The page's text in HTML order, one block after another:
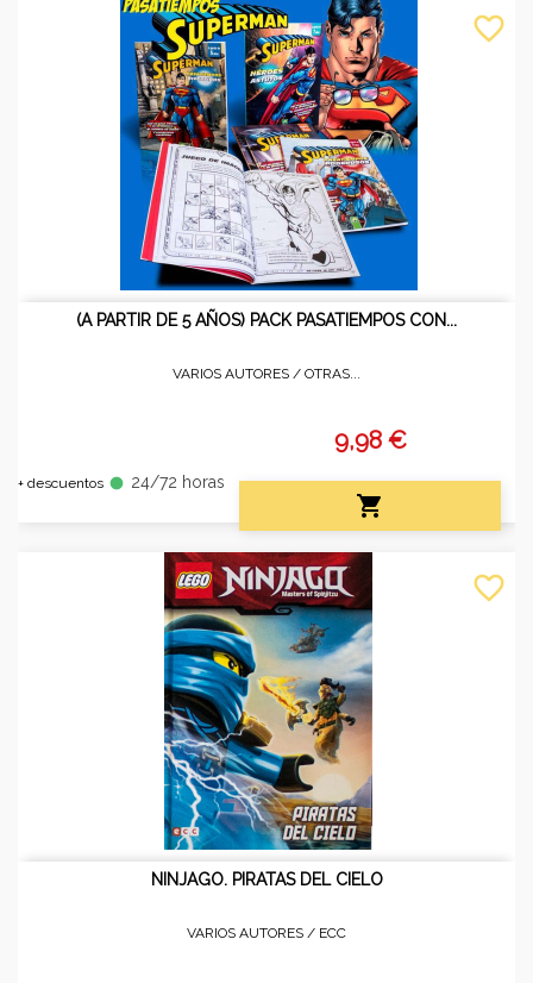
(A PARTIR DE 5 AÑOS) PACK PASATIEMPOS CON...
VARIOS AUTORES / OTRAS...
+ descuentos fiber_manual_record 24/72 horas
9,98 €

favorite_border
NINJAGO. PIRATAS DEL CIELO
VARIOS AUTORES / ECC
favorite_border